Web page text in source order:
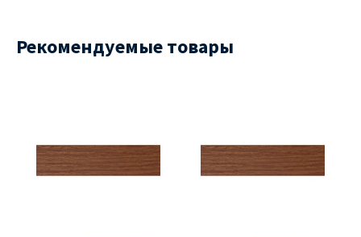
Рекомендуемые товары